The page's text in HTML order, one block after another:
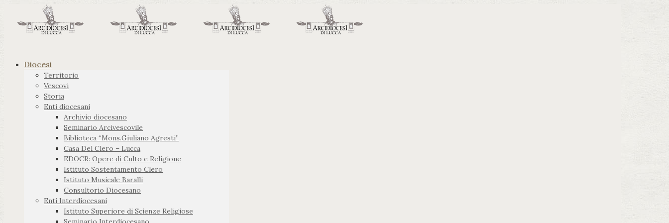
Diocesi
Territorio
Vescovi
Storia
Enti diocesani
Archivio diocesano
Seminario Arcivescovile
Biblioteca “Mons.Giuliano Agresti”
Casa Del Clero – Lucca
EDOCR: Opere di Culto e Religione
Istituto Sostentamento Clero
Istituto Musicale Baralli
Consultorio Diocesano
Enti Interdiocesani
Istituto Superiore di Scienze Religiose